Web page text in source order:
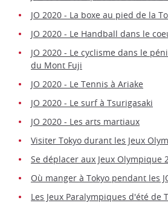
JO 2020 - La boxe au pied de la
JO 2020 - Le Handball dans le
JO 2020 - Le cyclisme dans le
du Mont Fuji
JO 2020 - Le Tennis à Ariake
JO 2020 - Le surf à Tsurigasaki
JO 2020 - Les arts martiaux
Visiter Tokyo durant les Jeux
Se déplacer aux Jeux Olympique
Où manger à Tokyo pendant les
Les Jeux Paralympiques d'été de